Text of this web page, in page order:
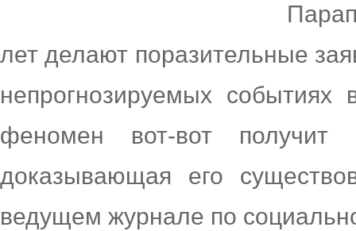
лет делают поразительные
непрогнозируемых
феномен вот-вот получит
доказывающая его
ведущем журнале по